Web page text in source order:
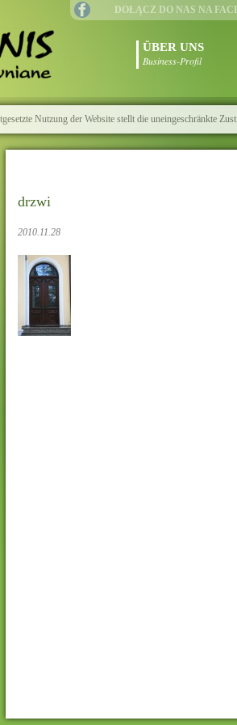
DOŁĄCZ DO NAS NA
ÜBER UNS
Business-Profil
Nutzung der Website stellt die uneingeschränkte
drzwi
2010.11.28